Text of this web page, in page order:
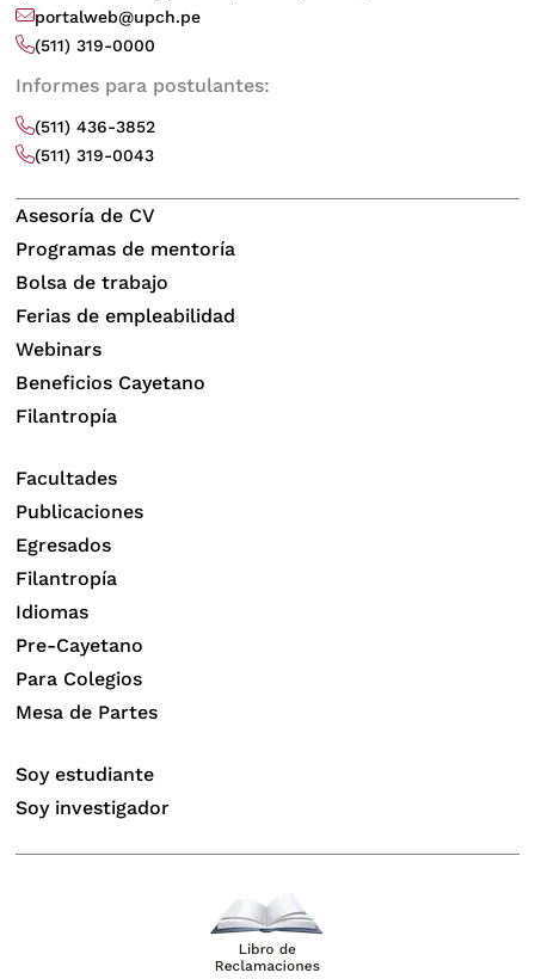
portalweb@upch.pe
(511) 319-0000
Informes para postulantes:
(511) 436-3852
(511) 319-0043
Asesoría de CV
Programas de mentoría
Bolsa de trabajo
Ferias de empleabilidad
Webinars
Beneficios Cayetano
Filantropía
Facultades
Publicaciones
Egresados
Filantropía
Idiomas
Pre-Cayetano
Para Colegios
Mesa de Partes
Soy estudiante
Soy investigador